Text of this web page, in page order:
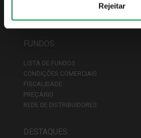
Rejeitar
FUNDOS
LISTA DE FUNDOS
CONDIÇÕES COMERCIAIS
FISCALIDADE
PREÇÁRIO
REDE DE DISTRIBUIDORES
DESTAQUES